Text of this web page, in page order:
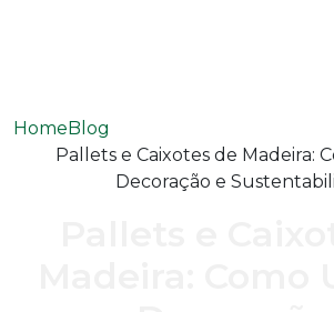
HomeBlog
Pallets e Caixotes de Madeira:
Decoração e